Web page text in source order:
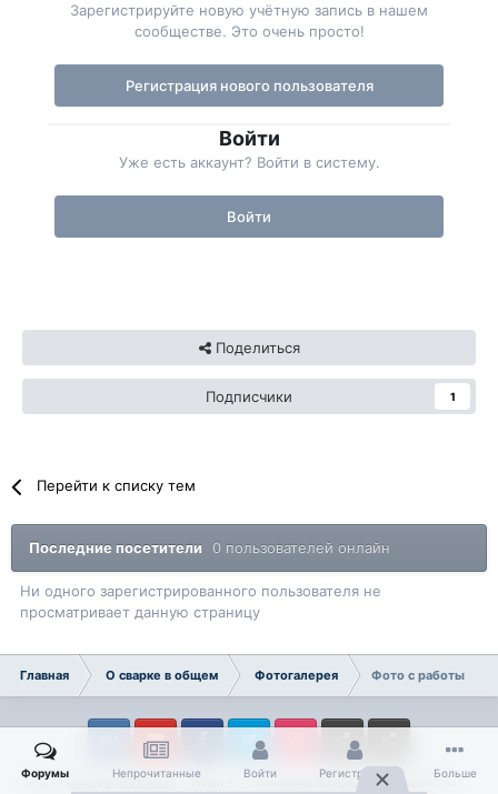
Зарегистрируйте новую учётную запись в нашем
сообществе. Это очень просто!
Регистрация нового пользователя
Войти
Уже есть аккаунт? Войти в систему.
Войти
Поделиться
Подписчики 1
Перейти к списку тем
Последние посетители 0 пользователей онлайн
Ни одного зарегистрированного пользователя не
просматривает данную страницу
Главная О сварке в общем Фотогалерея Фото с работы
IPS Theme by IPSFocus Язык
Политика конфиденциальности
VkontakteYouTube Twitter Livejournal
Форумы Непрочитанные Войти Регистрация Больше